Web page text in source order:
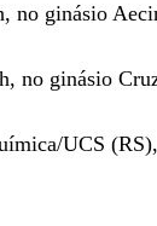
no ginásio
no ginásio
UCS